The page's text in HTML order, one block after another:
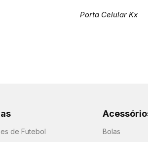
Porta Celular Kx
de Futebol
Bolas